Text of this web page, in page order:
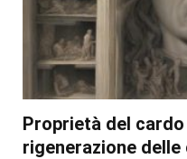
Proprietà del
rigenerazione